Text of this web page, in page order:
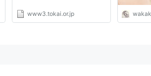
www3.tokai.or.jp